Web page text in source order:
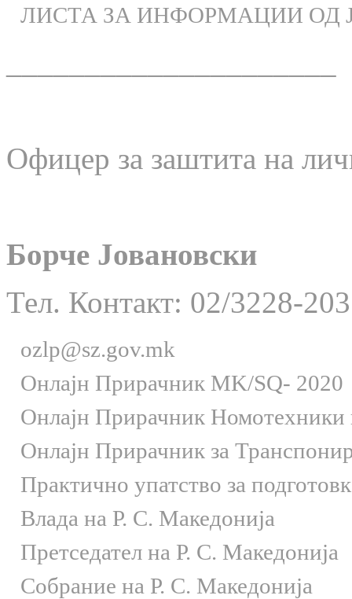
ЛИСТА ЗА ИНФОРМАЦИИ ОД
Офицер за заштита на
Борче Јовановски
Тел. Контакт: 02/3228-203
ozlp@sz.gov.mk
Онлaјн Прирачник MK/SQ- 2020
Онлаjн Прирачник Номотехники
Онлаjн Прирачник за
Практично упатство за
Влада на Р. С. Македонија
Претседател на Р. С. Македонија
Собрание на Р. С. Македонија